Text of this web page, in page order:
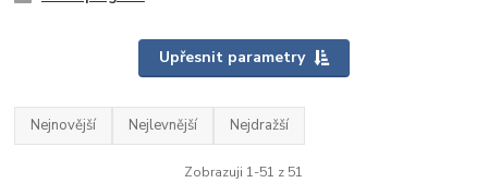
Upřesnit parametry
Nejnovější Nejlevnější Nejdražší
Zobrazuji 1-51 z 51